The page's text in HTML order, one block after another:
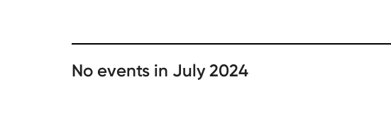
No events in July 2024